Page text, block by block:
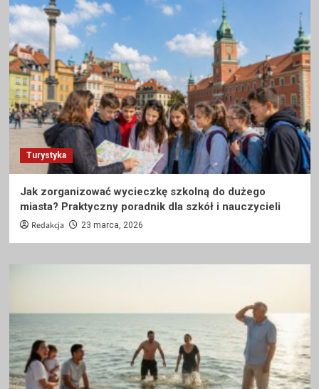
Turystyka
Jak zorganizować wycieczkę szkolną do dużego
miasta? Praktyczny poradnik dla szkół i nauczycieli
Redakcja 23 marca, 2026